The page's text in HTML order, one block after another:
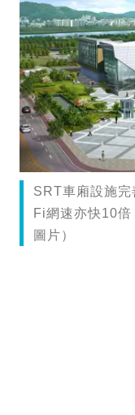
SRT車廂設施
Fi網速亦快10
圖片）